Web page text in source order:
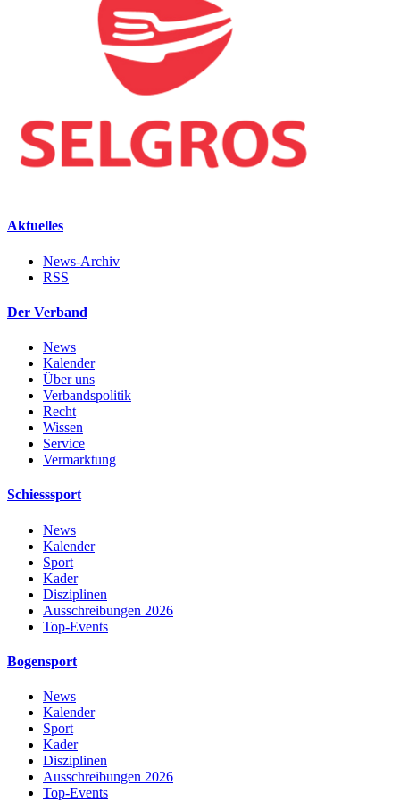
Aktuelles
News-Archiv
RSS
Der Verband
News
Kalender
Über uns
Verbandspolitik
Recht
Wissen
Service
Vermarktung
Schiesssport
News
Kalender
Sport
Kader
Disziplinen
Ausschreibungen 2026
Top-Events
Bogensport
News
Kalender
Sport
Kader
Disziplinen
Ausschreibungen 2026
Top-Events